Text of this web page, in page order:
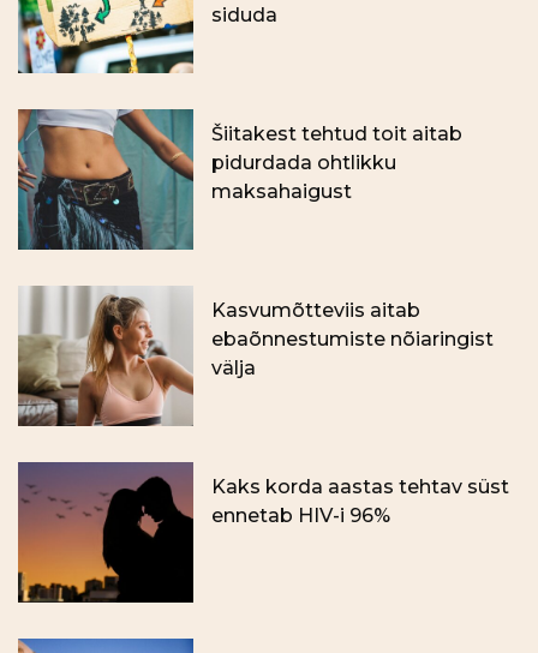
siduda
Šiitakest tehtud toit aitab
pidurdada ohtlikku
maksahaigust
Kasvumõtteviis aitab
ebaõnnestumiste nõiaringist
välja
Kaks korda aastas tehtav süst
ennetab HIV-i 96%